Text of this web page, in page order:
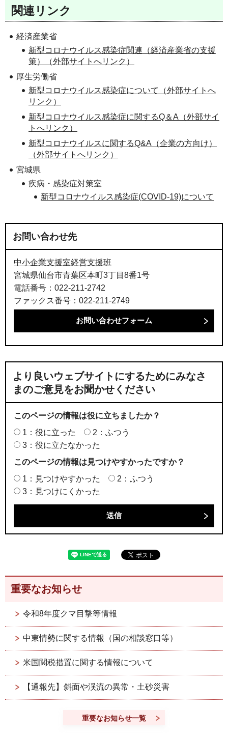
関連リンク
経済産業省
新型コロナウイルス感染症関連（経済産業省の支援
策）（外部サイトへリンク）
厚生労働省
新型コロナウイルス感染症について（外部サイトへ
リンク）
新型コロナウイルス感染症に関するQ＆A（外部サイ
トへリンク）
新型コロナウイルスに関するQ&A（企業の方向け）
（外部サイトへリンク）
宮城県
疾病・感染症対策室
新型コロナウイルス感染症(COVID-19)について
お問い合わせ先
中小企業支援室経営支援班
宮城県仙台市青葉区本町3丁目8番1号
電話番号：022-211-2742
ファックス番号：022-211-2749
より良いウェブサイトにするためにみなさ
まのご意見をお聞かせください
このページの情報は役に立ちましたか？
1：役に立った
2：ふつう
3：役に立たなかった
このページの情報は見つけやすかったですか？
1：見つけやすかった
2：ふつう
3：見つけにくかった
重要なお知らせ
令和8年度クマ目撃等情報
中東情勢に関する情報（国の相談窓口等）
米国関税措置に関する情報について
【通報先】斜面や渓流の異常・土砂災害
重要なお知らせ一覧